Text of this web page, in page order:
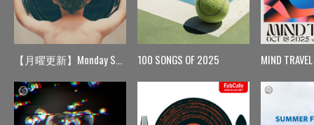
【月曜更新】Monday Spin 100 SONGS OF 2025 MIND TRAVEL